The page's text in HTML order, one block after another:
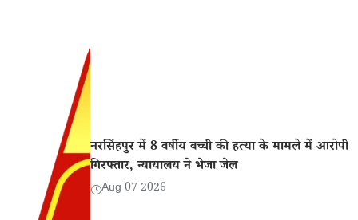
नरसिंहपुर में 8 वर्षीय बच्ची की हत्या के मामले में आरोपी
गिरफ्तार, न्यायालय ने भेजा जेल
Aug 07 2026